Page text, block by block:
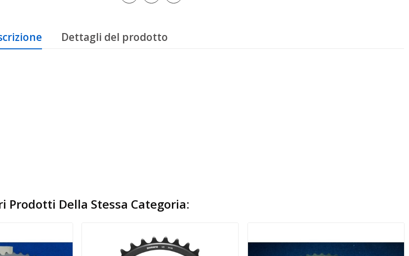
Dettagli del prodotto
Prodotti Della Stessa Categoria: